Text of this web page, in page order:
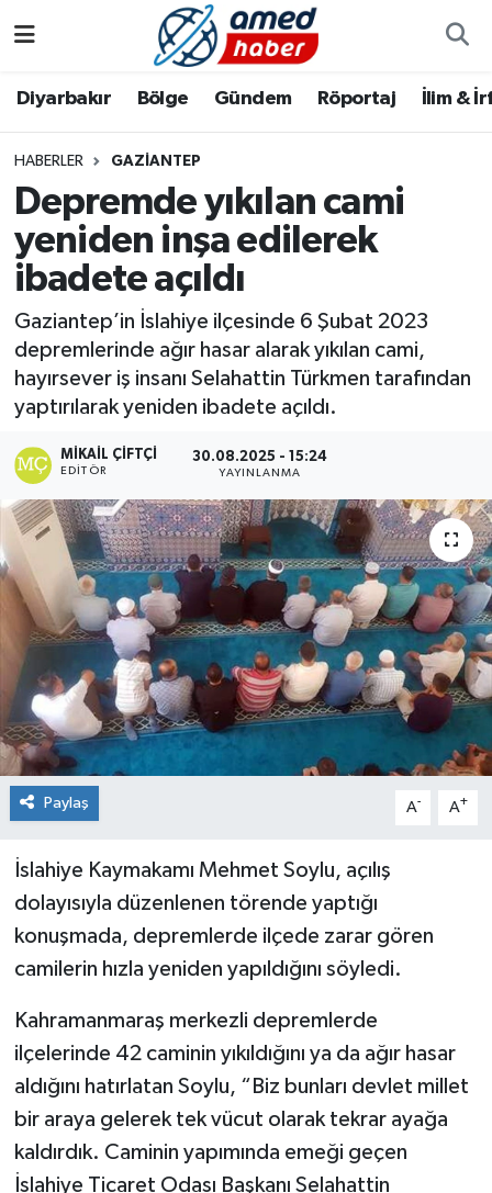
Diyarbakır Bölge Gündem Röportaj İlim &
HABERLER GAZIANTEP
Depremde yıkılan cami
yeniden inşa edilerek
ibadete açıldı
Gaziantep’in İslahiye ilçesinde 6 Şubat 2023
depremlerinde ağır hasar alarak yıkılan cami,
hayırsever iş insanı Selahattin Türkmen tarafından
yaptırılarak yeniden ibadete açıldı.
MIKAIL ÇIFTÇI
EDITÖR
30.08.2025 - 15:24
YAYINLANMA
Paylaş A- A+
İslahiye Kaymakamı Mehmet Soylu, açılış
dolayısıyla düzenlenen törende yaptığı
konuşmada, depremlerde ilçede zarar gören
camilerin hızla yeniden yapıldığını söyledi.
Kahramanmaraş merkezli depremlerde
ilçelerinde 42 caminin yıkıldığını ya da ağır hasar
aldığını hatırlatan Soylu, “Biz bunları devlet millet
bir araya gelerek tek vücut olarak tekrar ayağa
kaldırdık. Caminin yapımında emeği geçen
İslahiye Ticaret Odası Başkanı Selahattin
Bölge
Röportaj
Foto Galeri
Aile
Asayiş
Bilim & Teknoloji
Dünya
Eğitim
Ekonomi
Genel
Güncel
Gündem
İlim & İrfan
Kültür & Sanat
KURDÎ
Sağlık
Siyaset
Yaşam
Diyarbakır Hava Durumu
Diyarbakır Namaz Vakitleri
Diyarbakır Trafik Yoğunluk Haritası
Süper Lig Puan Durumu ve Fikstür
Tüm Manşetler
Son Dakika Haberleri
Haber Arşivi